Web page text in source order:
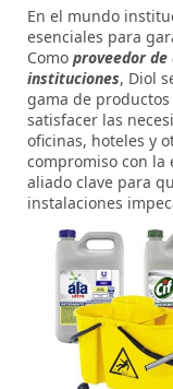
En el mundo
esenciales para
Como proveedor
instituciones, Diol
gama de
satisfacer las
oficinas, hoteles y
compromiso con la
aliado clave para
instalaciones